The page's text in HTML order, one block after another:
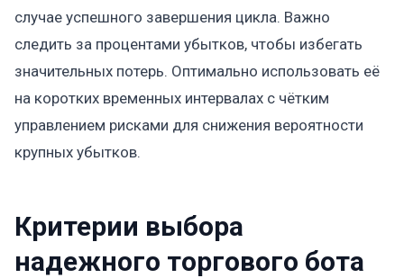
случае успешного завершения цикла. Важно
следить за процентами убытков, чтобы избегать
значительных потерь. Оптимально использовать её
на коротких временных интервалах с чётким
управлением рисками для снижения вероятности
крупных убытков.
Критерии выбора
надежного торгового бота